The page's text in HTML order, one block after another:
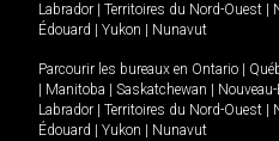
Labrador
Territoires du Nord-Ouest
Édouard
Yukon Nunavut
Parcourir les bureaux en Ontario
Manitoba Saskatchewan
Labrador
Territoires du Nord-Ouest
Édouard
Yukon Nunavut